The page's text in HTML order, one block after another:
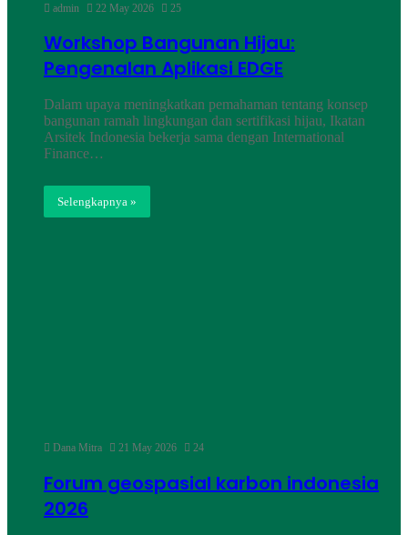
admin 22 May 2026 25
Workshop Bangunan Hijau:
Pengenalan Aplikasi EDGE
Dalam upaya meningkatkan pemahaman tentang konsep
bangunan ramah lingkungan dan sertifikasi hijau, Ikatan
Arsitek Indonesia bekerja sama dengan International
Finance…
Selengkapnya »
Dana Mitra 21 May 2026 24
Forum geospasial karbon indonesia
2026